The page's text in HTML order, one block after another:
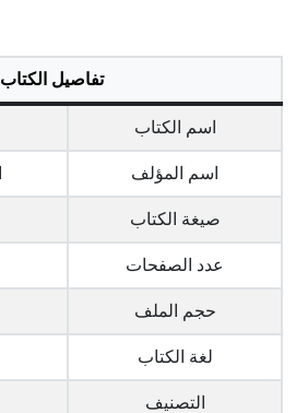
تفاصيل الكتاب
اسم الكتاب
اسم المؤلف
صيغة الكتاب
عدد الصفحات
حجم الملف
لغة الكتاب
التصنيف